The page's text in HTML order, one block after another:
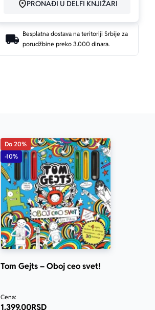
PRONAĐI U DELFI KNJIŽARI
Besplatna dostava na teritoriji Srbije za
porudžbine preko 3.000 dinara.
Do 20%
-10%
Tom Gejts – Oboj ceo svet!
Cena:
1.399,00RSD